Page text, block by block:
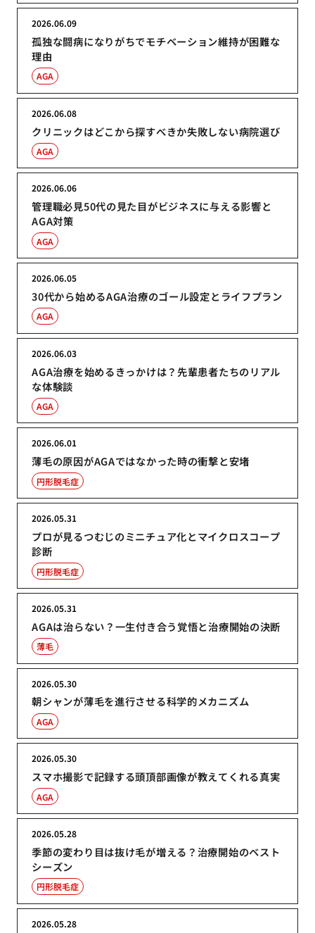
孤独な闘病になりがちでモチベーション維持が困難な
理由
2026.06.09
AGA
クリニックはどこから探すべきか失敗しない病院選び
2026.06.08
AGA
管理職必見50代の見た目がビジネスに与える影響と
AGA対策
2026.06.06
AGA
30代から始めるAGA治療のゴール設定とライフプラン
2026.06.05
AGA
AGA治療を始めるきっかけは？先輩患者たちのリアル
な体験談
2026.06.03
AGA
薄毛の原因がAGAではなかった時の衝撃と安堵
2026.06.01
円形脱毛症
プロが見るつむじのミニチュア化とマイクロスコープ
診断
2026.05.31
円形脱毛症
AGAは治らない？一生付き合う覚悟と治療開始の決断
2026.05.31
薄毛
朝シャンが薄毛を進行させる科学的メカニズム
2026.05.30
AGA
スマホ撮影で記録する頭頂部画像が教えてくれる真実
2026.05.30
AGA
季節の変わり目は抜け毛が増える？治療開始のベスト
シーズン
2026.05.28
円形脱毛症
2026.05.28